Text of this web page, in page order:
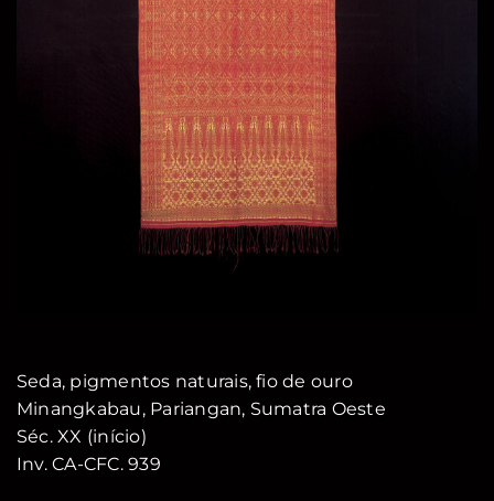
Seda, pigmentos naturais, fio de ouro
Minangkabau, Pariangan, Sumatra Oeste
Séc. XX (início)
Inv. CA-CFC. 939